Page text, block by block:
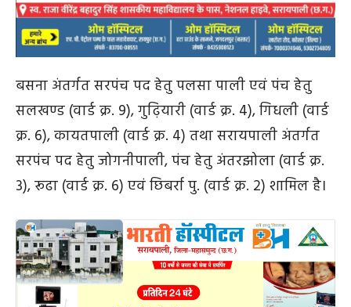
बसना अंतर्गत सरपंच पद हेतु पलसा पाली एवं पंच हेतु
सलखण्ड (वार्ड क्र. 9), गुढ़ियारी (वार्ड क्र. 4), गिधली (वार्ड
क्र. 6), कायतपाली (वार्ड क्र. 4) तथा सरायपाली अंतर्गत
सरपंच पद हेतु जोगनीपाली, पंच हेतु अंतरझोला (वार्ड क्र.
3), रूढा (वार्ड क्र. 6) एवं छिबर्रा पु. (वार्ड क्र. 2) शामिल है।